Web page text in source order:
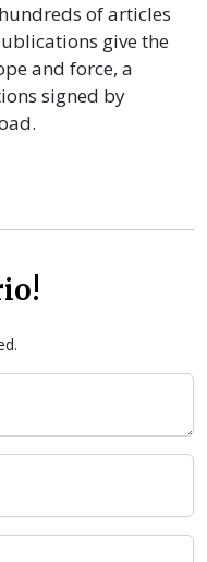
of articles
give the
and force, a
signed by